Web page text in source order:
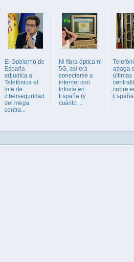
El Gobierno de
España
adjudica a
Telefónica el
lote de
ciberseguridad
del mega
contra...
Ni fibra óptica ni
5G, así era
conectarse a
internet con
Infovía en
España (y
cuánto ...
apaga
últimas
cobre
España